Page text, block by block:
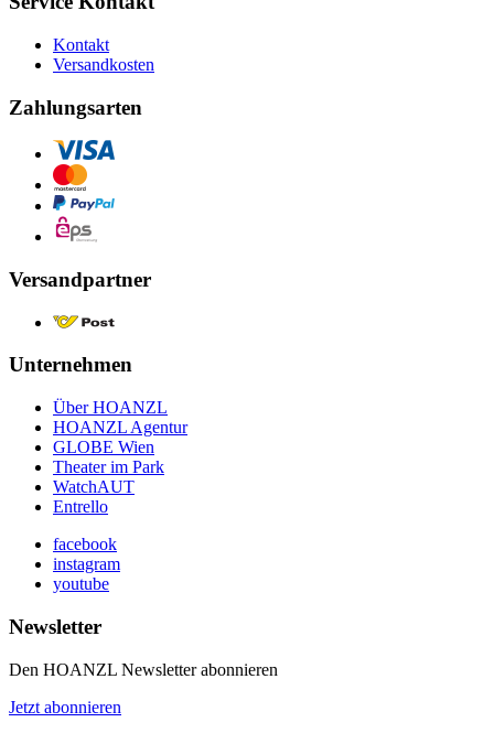
Kontakt
Versandkosten
Zahlungsarten
Versandpartner
Unternehmen
Über HOANZL
HOANZL Agentur
GLOBE Wien
Theater im Park
WatchAUT
Entrello
facebook
instagram
youtube
Newsletter
Den HOANZL Newsletter abonnieren
Jetzt abonnieren